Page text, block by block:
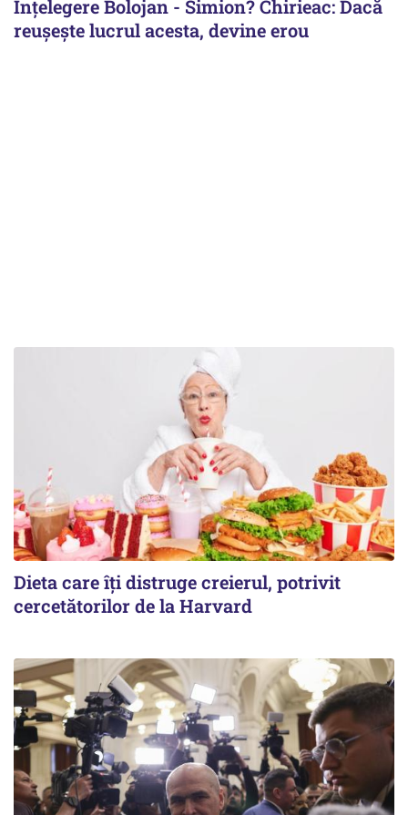
Înțelegere Bolojan - Simion? Chirieac: Dacă
reușește lucrul acesta, devine erou
Dieta care îți distruge creierul, potrivit
cercetătorilor de la Harvard